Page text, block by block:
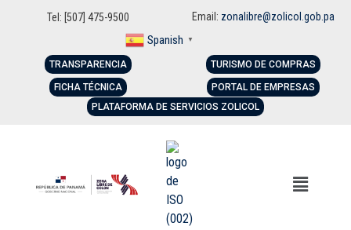
Tel: [507] 475-9500 Email: zonalibre@zolicol.gob.pa
Spanish ▼
TRANSPARENCIA
FICHA TÉCNICA
TURISMO DE COMPRAS
PORTAL DE EMPRESAS
PLATAFORMA DE SERVICIOS ZOLICOL